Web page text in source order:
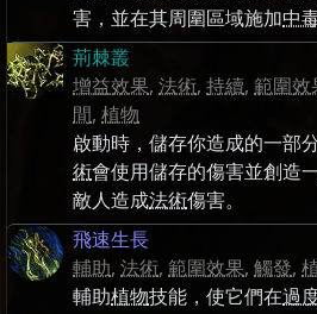
害，並在其周圍區域施加中
荊棘叢
增益效果, 法術, 持續, 範圍效
間, 植物
啟動時，儲存你造成的一部
術會使用儲存的傷害並創造
敵人造成法術傷害。
飛速生長
輔助, 法術, 範圍效果, 觸發,
輔助植物技能，使它們在過